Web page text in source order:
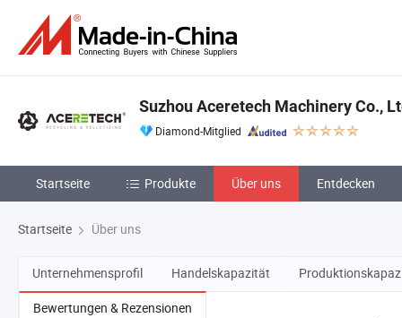
Suzhou Aceretech Machinery Co.,
Diamond-Mitglied
Startseite Produkte Über uns Entdecken
Startseite Über uns
Unternehmensprofil Handelskapazität
Bewertungen & Rezensionen